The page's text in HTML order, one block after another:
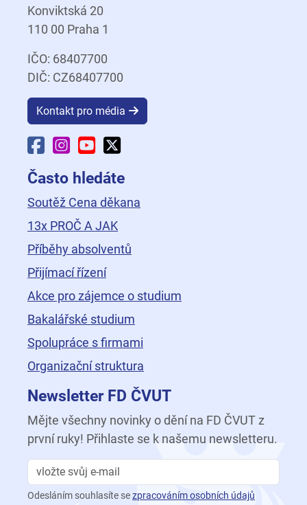
Konviktská 20
110 00 Praha 1
IČO: 68407700
DIČ: CZ68407700
Kontakt pro média
Facebook Fakulty dopravní
Instagram Fakulty dopravní
YouTube Fakulty dopravní
Často hledáte
Soutěž Cena děkana
13x PROČ A JAK
Příběhy absolventů
Přijímací řízení
Akce pro zájemce o studium
Bakalářské studium
Spolupráce s firmami
Organizační struktura
Newsletter FD ČVUT
Mějte všechny novinky o dění na FD ČVUT z
první ruky! Přihlaste se k našemu newsletteru.
Odesláním souhlasíte sezpracováním osobních údajů